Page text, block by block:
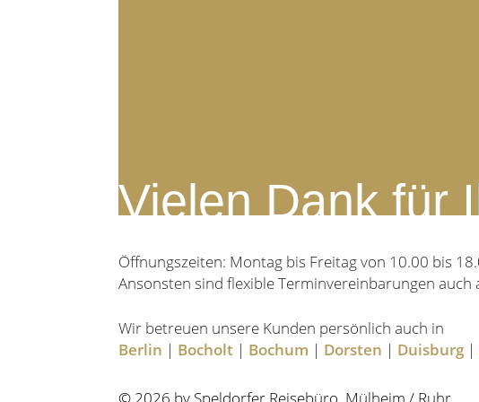
Vielen Dank für
Öffnungszeiten: Montag bis Freitag von 10.00 bis
Ansonsten sind flexible Terminvereinbarungen
Wir betreuen unsere Kunden persönlich auch in
Berlin | Bocholt | Bochum | Dorsten | Duisburg |